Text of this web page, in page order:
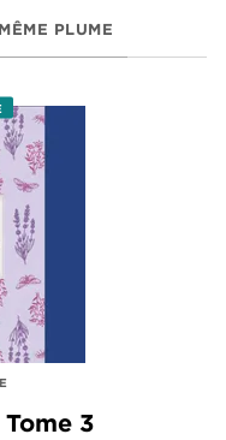
MÊME PLUME
3